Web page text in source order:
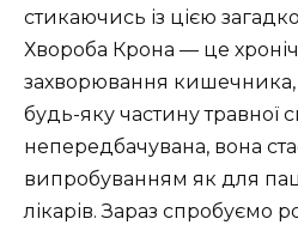
стикаючись із цією
Хвороба Крона — це
захворювання
будь-яку частину травної
непередбачувана, вона
випробуванням як для
лікарів. Зараз спробуємо